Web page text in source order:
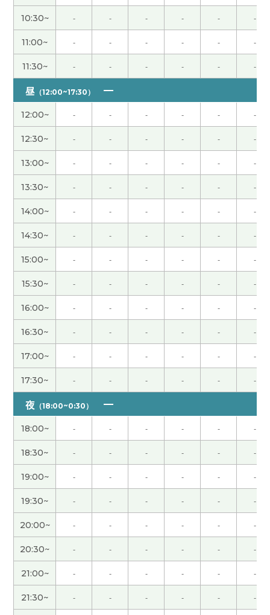
我愿意再工作但是为了公司不能挣钱。辞职以后不
能过规律的生活。下次再见吧。( 男性 )
美人な先生で発音も良く聞き取れて良かったです。
明日もよろしくお願いします。( 60代 男性 )
我知道清明节的一部分内容。中国人珍惜祖先。重
视清明节。下次再见吧。( 男性 )
我下次换车的时候肯定选择白色的汽车。我现在开
的黑色，黑色划的时候车体上面有明显的划痕。白
色的话不明显。下次见
( 40代 男性 )
出生孩子人数慢慢地减少了。孩子多很开心。实际
上教育费很高。照顾孩子的环境有问题。辛苦了下
次再聊吧。( 男性 )
谢谢老师，跟您聊天挺开心，下次再聊。
性 )
我和你聊得很轻松。下次也请多多关照。
性 )
我给外孙子教简单的句子。你好 谢谢 再见。有感兴
趣的话教动物的名字。辛苦了下次再见。( 男性 )
谢谢老师，您找工作很顺利！祝您竹子开花节节高(
40代 男性 )
谢谢老师！祝你早日恢复健康！彼此彼此！下次
见！( 男性 )
谢谢您的课。有机会的话，下次聊天，请再多关
照。( 50代 男性 )
很高心认识您，今天谢谢您。( 40代 女性 )
とても丁寧に声調を教えていただきました。
10:30~ - - - - - -
11:00~ - - - - - -
11:30~ - - - - - -
昼 （12:00~17:30）
12:00~ - - - - - -
12:30~ - - - - - -
13:00~ - - - - - -
13:30~ - - - - - -
14:00~ - - - - - -
14:30~ - - - - - -
15:00~ - - - - - -
15:30~ - - - - - -
16:00~ - - - - - -
16:30~ - - - - - -
17:00~ - - - - - -
17:30~ - - - - - -
夜 （18:00~0:30）
18:00~ - - - - - -
18:30~ - - - - - -
19:00~ - - - - - -
19:30~ - - - - - -
20:00~ - - - - - -
20:30~ - - - - - -
21:00~ - - - - - -
21:30~ - - - - - -